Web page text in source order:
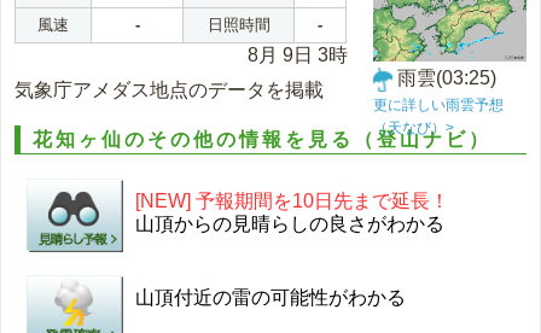
風速
- 日照時間 -
8月 9日 3時
気象庁アメダス地点のデータを掲載
雨雲(03:25)
更に詳しい雨雲予想
（天なび）>
花知ヶ仙のその他の情報を見る（登山ナビ）
[NEW] 予報期間を10日先まで延長！
山頂からの見晴らしの良さがわかる
山頂付近の雷の可能性がわかる